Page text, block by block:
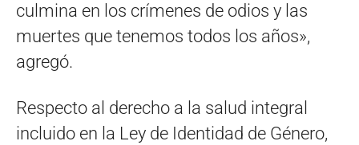
culmina en los crímenes de odios y las
muertes que tenemos todos los años»,
agregó.
Respecto al derecho a la salud integral
incluido en la Ley de Identidad de Género,